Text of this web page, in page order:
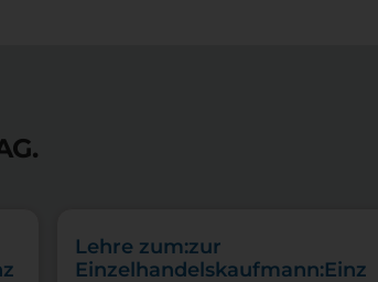
Lehre zum:zur
Einzelhandelskaufmann:Einz